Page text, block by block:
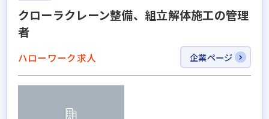
クローラクレーン整備、組立解体施工の管理
者
ハローワーク求人 企業ページ